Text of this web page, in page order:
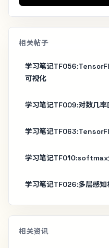
相关帖子
学习笔记
可视化
学习笔记TF009:对数几率
学习笔记
学习笔记TF010:softmax
学习笔记TF026:多层感知
相关资讯